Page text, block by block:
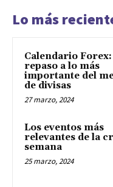
Lo más
Calendario
repaso a lo más
importante del
de divisas
27 marzo, 2024
Los eventos más
relevantes de la
semana
25 marzo, 2024